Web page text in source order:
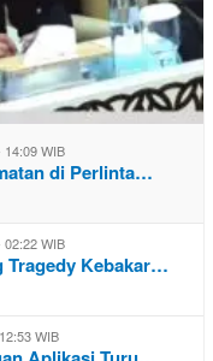
14:09 WIB
di Perlinta…
02:22 WIB
Tragedy Kebakar…
WIB